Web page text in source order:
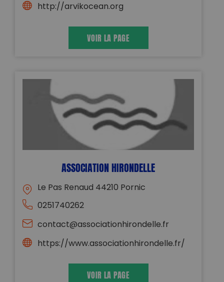
http://arvikocean.org
VOIR LA PAGE
ASSOCIATION HIRONDELLE
Le Pas Renaud 44210 Pornic
0251740262
contact@associationhirondelle.fr
https://www.associationhirondelle.fr/
VOIR LA PAGE